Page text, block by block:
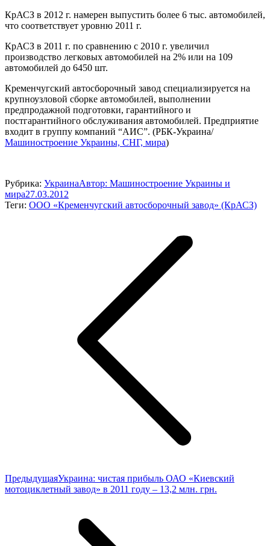
КрАСЗ в 2012 г. намерен выпустить более 6 тыс. автомобилей,
что соответствует уровню 2011 г.
КрАСЗ в 2011 г. по сравнению с 2010 г. увеличил
производство легковых автомобилей на 2% или на 109
автомобилей до 6450 шт.
Кременчугский автосборочный завод специализируется на
крупноузловой сборке автомобилей, выполнении
предпродажной подготовки, гарантийного и
постгарантийного обслуживания автомобилей. Предприятие
входит в группу компаний “АИС”. (РБК-Украина/
Машиностроение Украины, СНГ, мира)
Рубрика: УкраинаАвтор: Машиностроение Украины и
мира27.03.2012
Теги: ООО «Кременчугский автосборочный завод» (КрАСЗ)
ПредыдущаяПредыдущая
запись:
Украина: чистая прибыль ОАО «Киевский
мотоциклетный завод» в 2011 году – 13,2 млн. грн.